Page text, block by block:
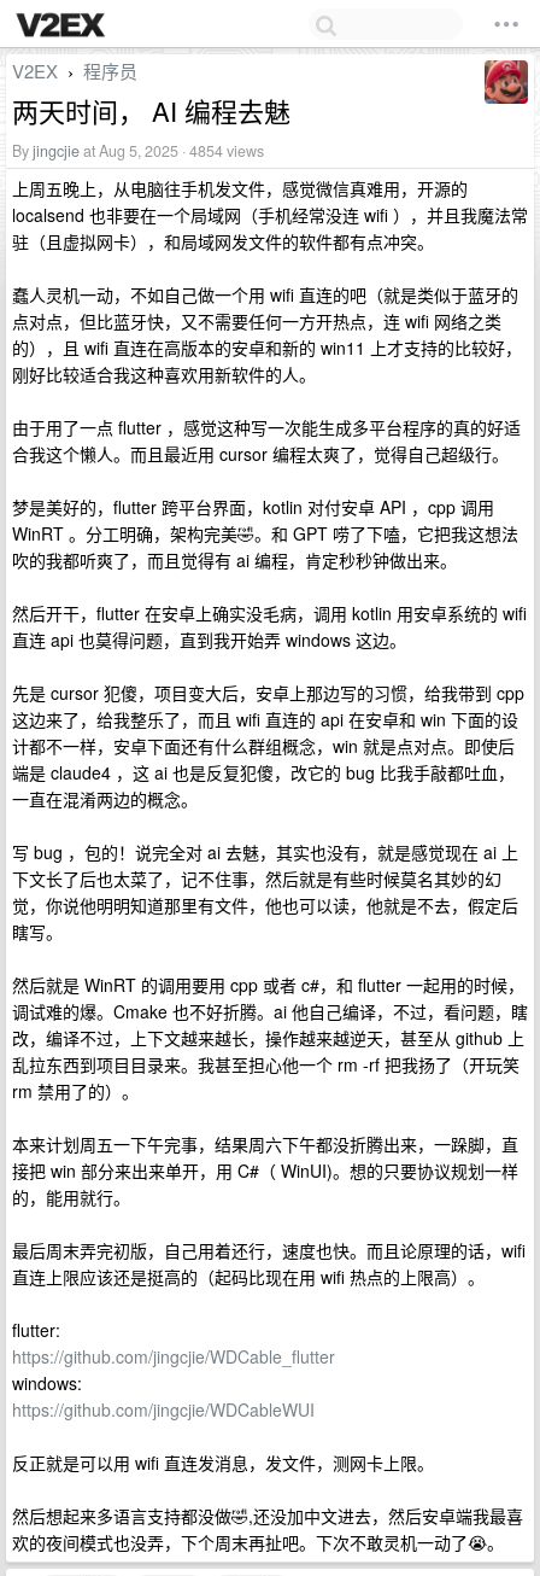
V2EX › 程序员
两天时间， AI 编程去魅
Byjingcjieat Aug 5, 2025 · 4854 views
上周五晚上，从电脑往手机发文件，感觉微信真难用，开源的
localsend 也非要在一个局域网（手机经常没连 wifi ），并且我魔法常
驻（且虚拟网卡），和局域网发文件的软件都有点冲突。
蠢人灵机一动，不如自己做一个用 wifi 直连的吧（就是类似于蓝牙的
点对点，但比蓝牙快，又不需要任何一方开热点，连 wifi 网络之类
的），且 wifi 直连在高版本的安卓和新的 win11 上才支持的比较好，
刚好比较适合我这种喜欢用新软件的人。
由于用了一点 flutter ，感觉这种写一次能生成多平台程序的真的好适
合我这个懒人。而且最近用 cursor 编程太爽了，觉得自己超级行。
梦是美好的，flutter 跨平台界面，kotlin 对付安卓 API ，cpp 调用
WinRT 。分工明确，架构完美🤣。和 GPT 唠了下嗑，它把我这想法
吹的我都听爽了，而且觉得有 ai 编程，肯定秒秒钟做出来。
然后开干，flutter 在安卓上确实没毛病，调用 kotlin 用安卓系统的 wifi
直连 api 也莫得问题，直到我开始弄 windows 这边。
先是 cursor 犯傻，项目变大后，安卓上那边写的习惯，给我带到 cpp
这边来了，给我整乐了，而且 wifi 直连的 api 在安卓和 win 下面的设
计都不一样，安卓下面还有什么群组概念，win 就是点对点。即使后
端是 claude4 ，这 ai 也是反复犯傻，改它的 bug 比我手敲都吐血，
一直在混淆两边的概念。
写 bug ，包的！说完全对 ai 去魅，其实也没有，就是感觉现在 ai 上
下文长了后也太菜了，记不住事，然后就是有些时候莫名其妙的幻
觉，你说他明明知道那里有文件，他也可以读，他就是不去，假定后
瞎写。
然后就是 WinRT 的调用要用 cpp 或者 c#，和 flutter 一起用的时候，
调试难的爆。Cmake 也不好折腾。ai 他自己编译，不过，看问题，瞎
改，编译不过，上下文越来越长，操作越来越逆天，甚至从 github 上
乱拉东西到项目目录来。我甚至担心他一个 rm -rf 把我扬了（开玩笑
rm 禁用了的）。
本来计划周五一下午完事，结果周六下午都没折腾出来，一跺脚，直
接把 win 部分来出来单开，用 C#（ WinUI)。想的只要协议规划一样
的，能用就行。
最后周末弄完初版，自己用着还行，速度也快。而且论原理的话，wifi
直连上限应该还是挺高的（起码比现在用 wifi 热点的上限高）。
flutter:
https://github.com/jingcjie/WDCable_flutter
windows:
https://github.com/jingcjie/WDCableWUI
反正就是可以用 wifi 直连发消息，发文件，测网卡上限。
然后想起来多语言支持都没做🤣,还没加中文进去，然后安卓端我最喜
欢的夜间模式也没弄，下个周末再扯吧。下次不敢灵机一动了😭。